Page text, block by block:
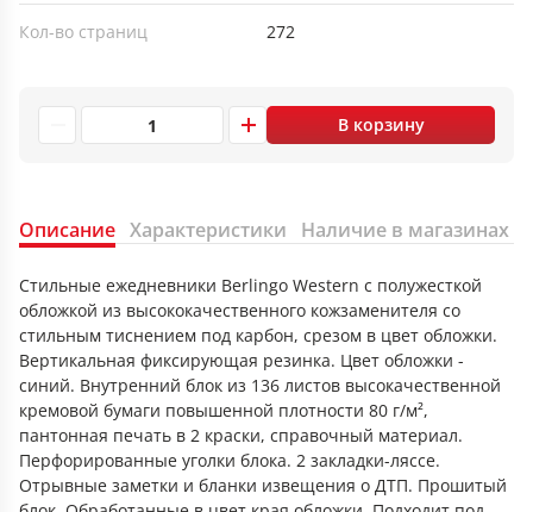
Кол-во страниц 272
В корзину
Описание Характеристики Наличие в магазинах
Стильные ежедневники Berlingo Western с полужесткой
обложкой из высококачественного кожзаменителя со
стильным тиснением под карбон, срезом в цвет обложки.
Вертикальная фиксирующая резинка. Цвет обложки -
синий. Внутренний блок из 136 листов высокачественной
кремовой бумаги повышенной плотности 80 г/м²,
пантонная печать в 2 краски, справочный материал.
Перфорированные уголки блока. 2 закладки-ляссе.
Отрывные заметки и бланки извещения о ДТП. Прошитый